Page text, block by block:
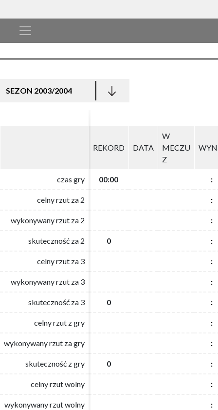
SEZON 2003/2004
REKORD DATA
W
MECZU
Z
czas gry 00:00 :
celny rzut za 2 :
wykonywany rzut za 2 :
skuteczność za 2 0 :
celny rzut za 3 :
wykonywany rzut za 3 :
skuteczność za 3 0 :
celny rzut z gry :
wykonywany rzut za gry :
skuteczność z gry 0 :
celny rzut wolny :
wykonywany rzut wolny :
REKORD DATA
W
MECZU
Z
czas gry 00:00 :
celny rzut za 2 :
wykonywany rzut za 2 :
skuteczność za 2 0 :
celny rzut za 3 :
wykonywany rzut za 3 :
skuteczność za 3 0 :
celny rzut z gry :
wykonywany rzut za gry :
skuteczność z gry 0 :
celny rzut wolny :
wykonywany rzut wolny :